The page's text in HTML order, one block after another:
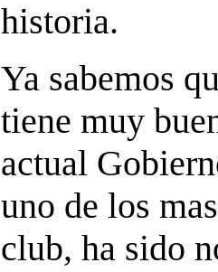
historia.
Ya sabemos
tiene muy
actual
uno de los
club, ha sido